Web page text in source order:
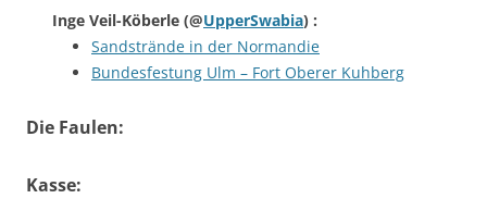
Inge Veil-Köberle (@UpperSwabia) :
Sandstrände in der Normandie
Bundesfestung Ulm – Fort Oberer Kuhberg
Die Faulen:
Kasse: